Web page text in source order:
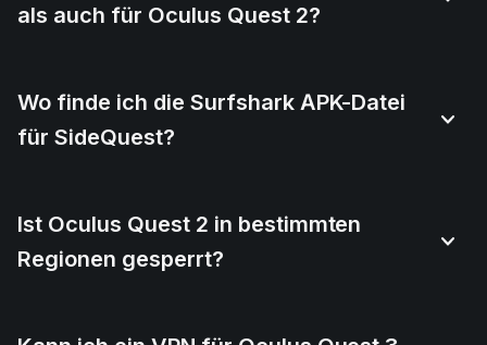
als auch für Oculus Quest 2?
Wo finde ich die Surfshark APK-Datei
für SideQuest?
Ist Oculus Quest 2 in bestimmten
Regionen gesperrt?